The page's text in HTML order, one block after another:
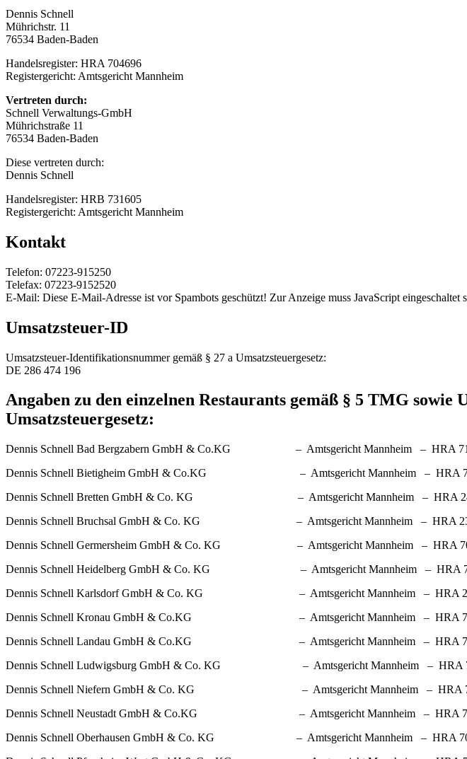
Dennis Schnell
Mührichstr. 11
76534 Baden-Baden
Handelsregister: HRA 704696
Registergericht: Amtsgericht Mannheim
Vertreten durch:
Schnell Verwaltungs-GmbH
Mührichstraße 11
76534 Baden-Baden
Diese vertreten durch:
Dennis Schnell
Handelsregister: HRB 731605
Registergericht: Amtsgericht Mannheim
Kontakt
Telefon: 07223-915250
Telefax: 07223-9152520
E-Mail: Diese E-Mail-Adresse ist vor Spambots geschützt! Zur Anzeige muss JavaScript eingeschaltet
Umsatzsteuer-ID
Umsatzsteuer-Identifikationsnummer gemäß § 27 a Umsatzsteuergesetz:
DE 286 474 196
Angaben zu den einzelnen Restaurants gemäß § 5 TMG
Umsatzsteuergesetz:
Dennis Schnell Bad Bergzabern GmbH & Co.KG – Amtsgericht Mannheim – HRA
Dennis Schnell Bietigheim GmbH & Co.KG – Amtsgericht Mannheim – HRA
Dennis Schnell Bretten GmbH & Co. KG – Amtsgericht Mannheim – HRA
Dennis Schnell Bruchsal GmbH & Co. KG – Amtsgericht Mannheim – HRA
Dennis Schnell Germersheim GmbH & Co. KG – Amtsgericht Mannheim – HRA
Dennis Schnell Heidelberg GmbH & Co. KG – Amtsgericht Mannheim – HRA
Dennis Schnell Karlsdorf GmbH & Co. KG – Amtsgericht Mannheim – HRA
Dennis Schnell Kronau GmbH & Co.KG – Amtsgericht Mannheim – HRA
Dennis Schnell Landau GmbH & Co.KG – Amtsgericht Mannheim – HRA
Dennis Schnell Ludwigsburg GmbH & Co. KG – Amtsgericht Mannheim – HRA
Dennis Schnell Niefern GmbH & Co. KG – Amtsgericht Mannheim – HRA
Dennis Schnell Neustadt GmbH & Co.KG – Amtsgericht Mannheim – HRA
Dennis Schnell Oberhausen GmbH & Co. KG – Amtsgericht Mannheim – HRA